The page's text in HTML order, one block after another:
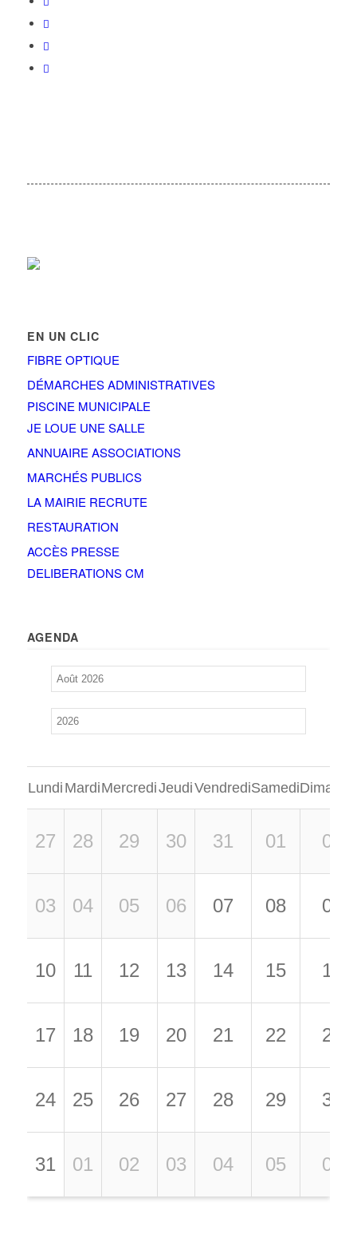
EN UN CLIC
FIBRE OPTIQUE
DÉMARCHES ADMINISTRATIVES
PISCINE MUNICIPALE
JE LOUE UNE SALLE
ANNUAIRE ASSOCIATIONS
MARCHÉS PUBLICS
LA MAIRIE RECRUTE
RESTAURATION
ACCÈS PRESSE
DELIBERATIONS CM
AGENDA
Lundi MardiMercrediJeudiVendrediSamedi
27 28 29 30 31 01 02
03 04 05 06 07 08 09
10 11 12 13 14 15 16
17 18 19 20 21 22 23
24 25 26 27 28 29 30
31 01 02 03 04 05 06